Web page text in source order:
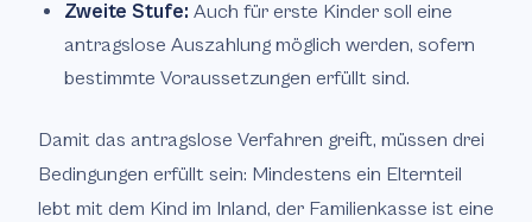
Zweite Stufe: Auch für erste Kinder soll eine
antragslose Auszahlung möglich werden, sofern
bestimmte Voraussetzungen erfüllt sind.
Damit das antragslose Verfahren greift, müssen drei
Bedingungen erfüllt sein: Mindestens ein Elternteil
lebt mit dem Kind im Inland, der Familienkasse ist eine